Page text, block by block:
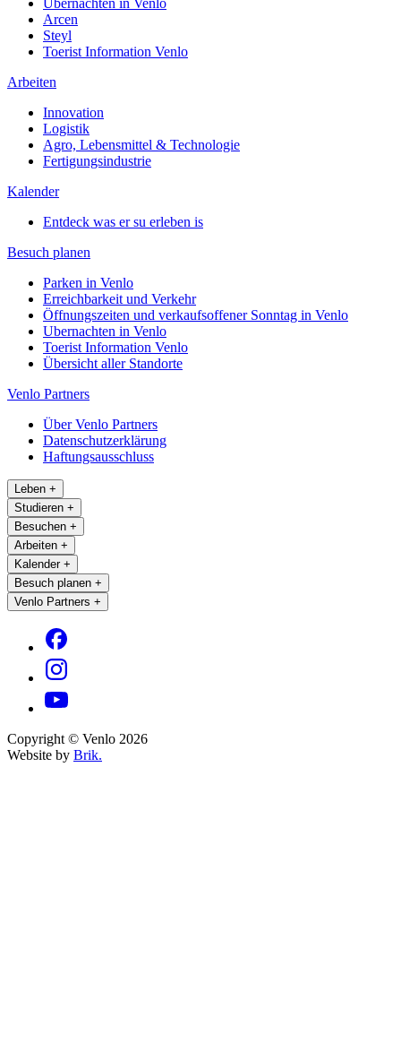
Ubernachten in Venlo
Arcen
Steyl
Toerist Information Venlo
Arbeiten
Innovation
Logistik
Agro, Lebensmittel & Technologie
Fertigungsindustrie
Kalender
Entdeck was er su erleben is
Besuch planen
Parken in Venlo
Erreichbarkeit und Verkehr
Öffnungszeiten und verkaufsoffener Sonntag in Venlo
Ubernachten in Venlo
Toerist Information Venlo
Übersicht aller Standorte
Venlo Partners
Über Venlo Partners
Datenschutzerklärung
Haftungsausschluss
Leben +
Studieren +
Besuchen +
Arbeiten +
Kalender +
Besuch planen +
Venlo Partners +
Copyright © Venlo 2026
Website by Brik.